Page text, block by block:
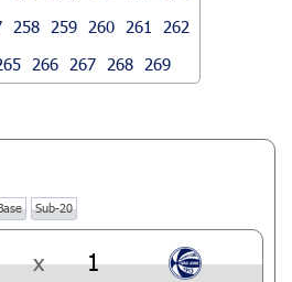
258 259 260 261
262
266 267 268 269
Sub-20
x 1